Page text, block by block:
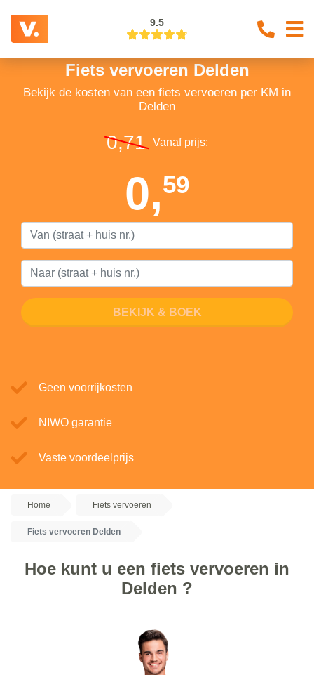
9.5
Fiets vervoeren Delden
Bekijk de kosten van een fiets vervoeren per KM in
Delden
0,71 Vanaf prijs:
0,59
BEKIJK & BOEK
Geen voorrijkosten
NIWO garantie
Vaste voordeelprijs
Home Fiets vervoeren
Fiets vervoeren Delden
Hoe kunt u een fiets vervoeren in
Delden ?